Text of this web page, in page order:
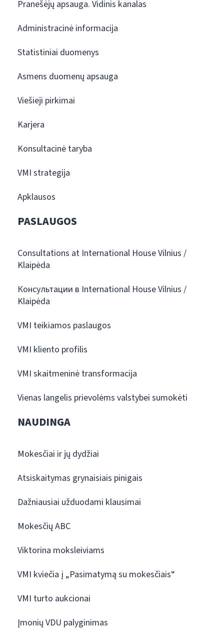
Pranešėjų apsauga. Vidinis kanalas
Administracinė informacija
Statistiniai duomenys
Asmens duomenų apsauga
Viešieji pirkimai
Karjera
Konsultacinė taryba
VMI strategija
Apklausos
PASLAUGOS
Consultations at International House Vilnius /
Klaipėda
Консультации в International House Vilnius /
Klaipėda
VMI teikiamos paslaugos
VMI kliento profilis
VMI skaitmeninė transformacija
Vienas langelis prievolėms valstybei sumokėti
NAUDINGA
Mokesčiai ir jų dydžiai
Atsiskaitymas grynaisiais pinigais
Dažniausiai užduodami klausimai
Mokesčių ABC
Viktorina moksleiviams
VMI kviečia į „Pasimatymą su mokesčiais“
VMI turto aukcionai
Įmonių VDU palyginimas